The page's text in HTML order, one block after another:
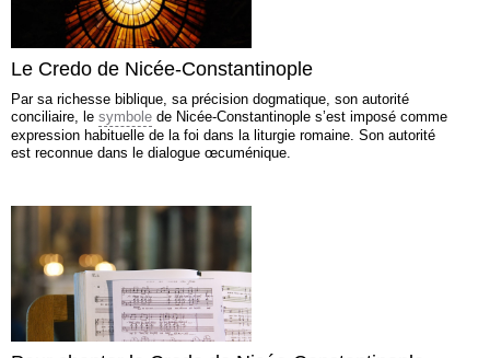
Le Credo de Nicée-Constantinople
Par sa richesse biblique, sa précision dogmatique, son autorité
conciliaire, le symbole de Nicée-Constantinople s’est imposé comme
expression habituelle de la foi dans la liturgie romaine. Son autorité
est reconnue dans le dialogue œcuménique.